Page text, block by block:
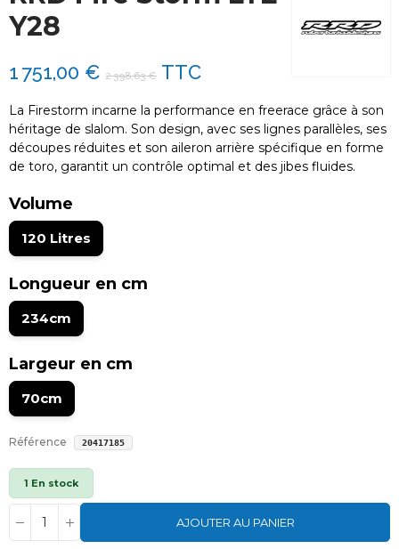
Y28
1 751,00 € 2 398,63 € TTC
La Firestorm incarne la performance en freerace grâce à son
héritage de slalom. Son design, avec ses lignes parallèles, ses
découpes réduites et son aileron arrière spécifique en forme
de toro, garantit un contrôle optimal et des jibes fluides.
Volume
120 Litres
Longueur en cm
234cm
Largeur en cm
70cm
Référence 20417185
1 En stock
AJOUTER AU PANIER